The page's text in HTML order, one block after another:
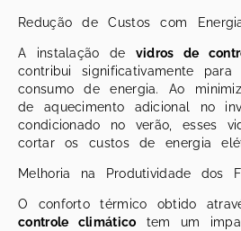
Redução de Custos com
A instalação de vidros de
contribui significativamente
consumo de energia. Ao
de aquecimento adicional no
condicionado no verão, esses
cortar os custos de energia
Melhoria na Produtividade dos
O conforto térmico obtido
controle climático tem um